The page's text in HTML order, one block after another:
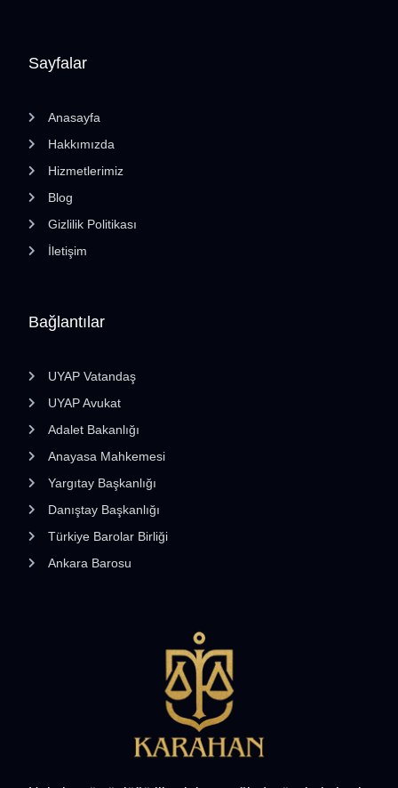
Bağlantılar
UYAP Vatandaş
UYAP Avukat
Adalet Bakanlığı
Anayasa Mahkemesi
Yargıtay Başkanlığı
Danıştay Başkanlığı
Türkiye Barolar Birliği
Ankara Barosu
Sayfalar
Anasayfa
Hakkımızda
Hizmetlerimiz
Blog
Gizlilik Politikası
İletişim